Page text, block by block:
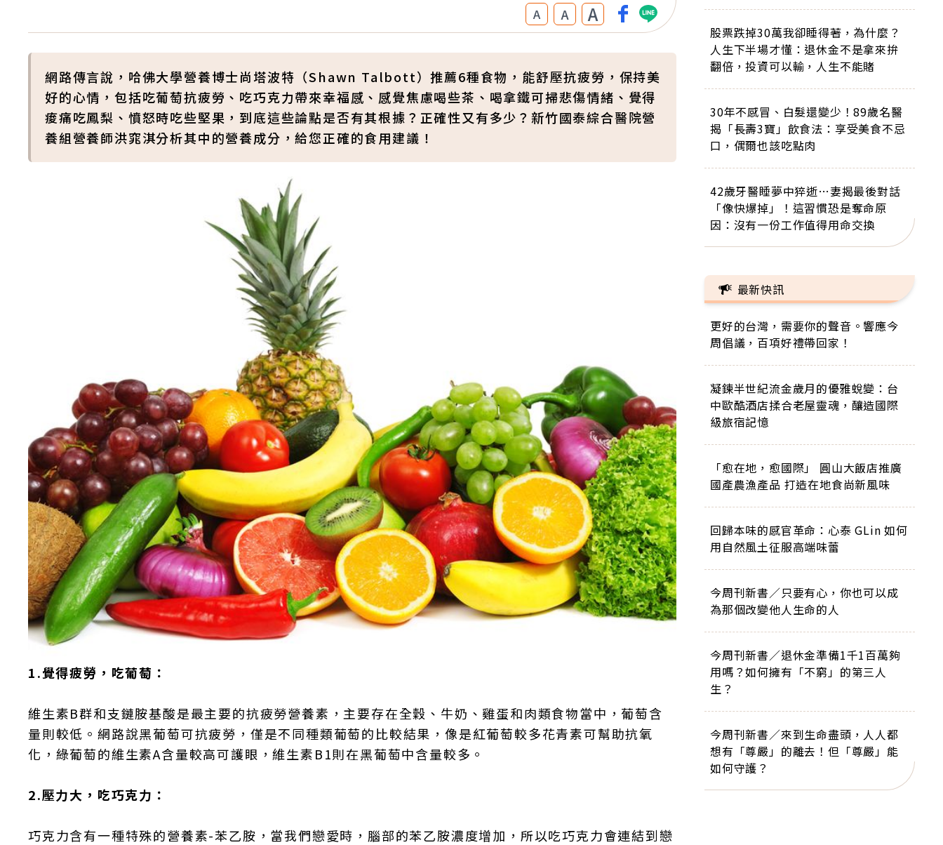
A A A
網路傳言說，哈佛大學營養博士尚塔波特（Shawn Talbott）推薦6種食物，能舒壓抗疲勞，保持美
好的心情，包括吃葡萄抗疲勞、吃巧克力帶來幸福感、感覺焦慮喝些茶、喝拿鐵可掃悲傷情緒、覺得
痠痛吃鳳梨、憤怒時吃些堅果，到底這些論點是否有其根據？正確性又有多少？新竹國泰綜合醫院營
養組營養師洪窕淇分析其中的營養成分，給您正確的食用建議！
1.覺得疲勞，吃葡萄：
維生素B群和支鏈胺基酸是最主要的抗疲勞營養素，主要存在全穀、牛奶、雞蛋和肉類食物當中，葡萄含
量則較低。網路說黑葡萄可抗疲勞，僅是不同種類葡萄的比較結果，像是紅葡萄較多花青素可幫助抗氧
化，綠葡萄的維生素A含量較高可護眼，維生素B1則在黑葡萄中含量較多。
2.壓力大，吃巧克力：
巧克力含有一種特殊的營養素-苯乙胺，當我們戀愛時，腦部的苯乙胺濃度增加，所以吃巧克力會連結到戀
股票跌掉30萬我卻睡得著，為什麼？
人生下半場才懂：退休金不是拿來拚
翻倍，投資可以輸，人生不能賭
30年不感冒、白髮還變少！89歲名醫
揭「長壽3寶」飲食法：享受美食不忌
口，偶爾也該吃點肉
42歲牙醫睡夢中猝逝…妻揭最後對話
「像快爆掉」！這習慣恐是奪命原
因：沒有一份工作值得用命交換
最新快訊
更好的台灣，需要你的聲音。響應今
周倡議，百項好禮帶回家！
凝鍊半世紀流金歲月的優雅蛻變：台
中歐酷酒店揉合老屋靈魂，釀造國際
級旅宿記憶
「愈在地，愈國際」 圓山大飯店推廣
國產農漁產品 打造在地食尚新風味
回歸本味的感官革命：心泰 GLin 如何
用自然風土征服高端味蕾
今周刊新書／只要有心，你也可以成
為那個改變他人生命的人
今周刊新書／退休金準備1千1百萬夠
用嗎？如何擁有「不窮」的第三人
生？
今周刊新書／來到生命盡頭，人人都
想有「尊嚴」的離去！但「尊嚴」能
如何守護？